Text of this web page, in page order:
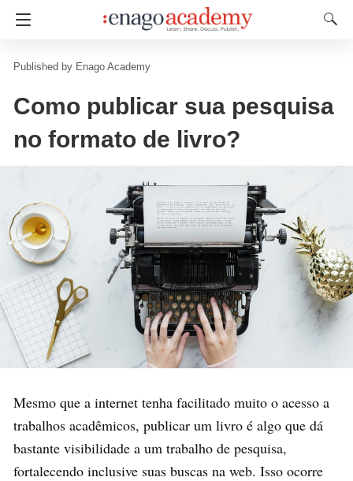
Enago Academy
Como publicar sua pesquisa
no formato de livro?
Mesmo que a internet tenha facilitado muito o acesso a
trabalhos acadêmicos, publicar um livro é algo que dá
bastante visibilidade a um trabalho de pesquisa,
fortalecendo inclusive suas buscas na web. Isso ocorre